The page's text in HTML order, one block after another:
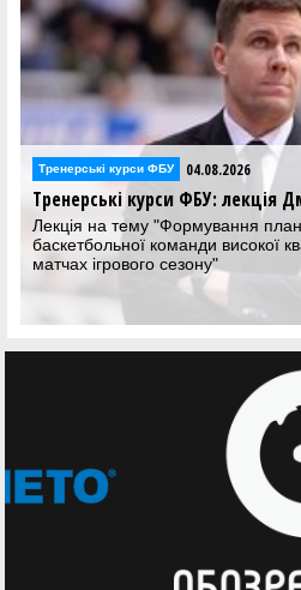
Тренерські курси ФБУ 04.08.2026
Тренерські курси ФБУ: лекція
Лекція на тему "Формування
баскетбольної команди високої
матчах ігрового сезону"